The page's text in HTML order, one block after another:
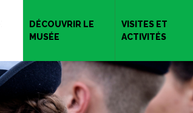
DÉCOUVRIR LE
MUSÉE
VISITES ET
ACTIVITÉS